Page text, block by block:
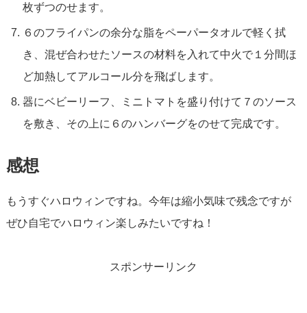
枚ずつのせます。
６のフライパンの余分な脂をペーパータオルで軽く拭
き、混ぜ合わせたソースの材料を入れて中火で１分間ほ
ど加熱してアルコール分を飛ばします。
器にベビーリーフ、ミニトマトを盛り付けて７のソース
を敷き、その上に６のハンバーグをのせて完成です。
感想
もうすぐハロウィンですね。今年は縮小気味で残念ですが
ぜひ自宅でハロウィン楽しみたいですね！
スポンサーリンク